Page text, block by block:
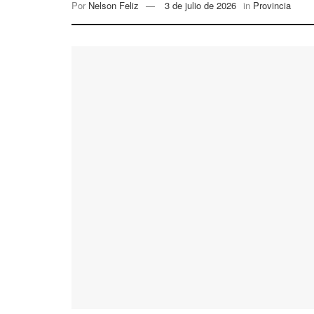
Por Nelson Feliz 3 de julio de 2026 in Provincia